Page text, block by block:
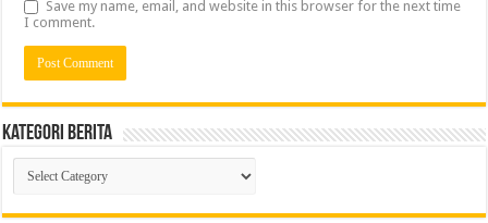
Save my name, email, and website in this browser for the next time
I comment.
Kategori Berita
Kategori
Berita